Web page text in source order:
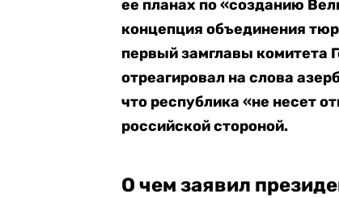
ее планах по «созданию
концепция объединения
первый замглавы комитета
отреагировал на слова
что республика «не несет
российской стороной.
О чем заявил